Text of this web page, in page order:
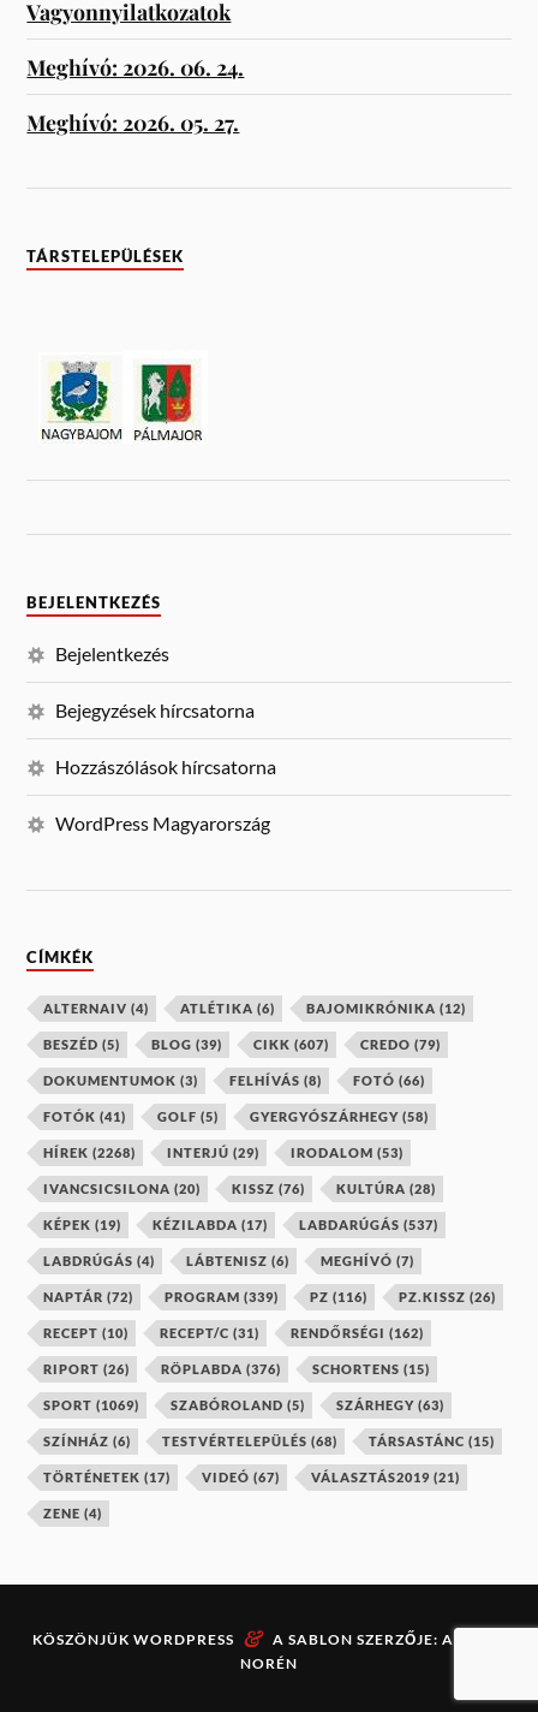
Vagyonnyilatkozatok
Meghívó: 2026. 06. 24.
Meghívó: 2026. 05. 27.
TÁRSTELEPÜLÉSEK
BEJELENTKEZÉS
Bejelentkezés
Bejegyzések hírcsatorna
Hozzászólások hírcsatorna
WordPress Magyarország
CÍMKÉK
ALTERNAIV (4) ATLÉTIKA (6) BAJOMIKRÓNIKA (12)
BESZÉD (5) BLOG (39) CIKK (607) CREDO (79)
DOKUMENTUMOK (3) FELHÍVÁS (8) FOTÓ (66)
FOTÓK (41) GOLF (5) GYERGYÓSZÁRHEGY (58)
HÍREK (2268) INTERJÚ (29) IRODALOM (53)
IVANCSICSILONA (20) KISSZ (76) KULTÚRA (28)
KÉPEK (19) KÉZILABDA (17) LABDARÚGÁS (537)
LABDRÚGÁS (4) LÁBTENISZ (6) MEGHÍVÓ (7)
NAPTÁR (72) PROGRAM (339) PZ (116) PZ.KISSZ (26)
RECEPT (10) RECEPT/C (31) RENDŐRSÉGI (162)
RIPORT (26) RÖPLABDA (376) SCHORTENS (15)
SPORT (1069) SZABÓROLAND (5) SZÁRHEGY (63)
SZÍNHÁZ (6) TESTVÉRTELEPÜLÉS (68) TÁRSASTÁNC (15)
TÖRTÉNETEK (17) VIDEÓ (67) VÁLASZTÁS2019 (21)
ZENE (4)
KÖSZÖNJÜK WORDPRESS & A SABLON SZERZŐJE: ANDERS
NORÉN